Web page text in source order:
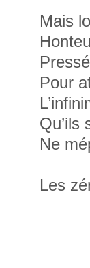
Mais
Pour
Qu’ils
Ne
Les